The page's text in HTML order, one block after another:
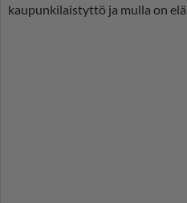
kaupunkilaistyttö ja mulla on